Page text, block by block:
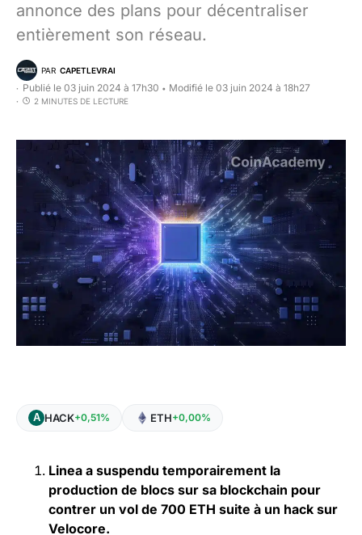
annonce des plans pour décentraliser
entièrement son réseau.
PAR CAPETLEVRAI
Publié le 03 juin 2024 à 17h30 • Modifié le 03 juin 2024 à 18h27
2 MINUTES DE LECTURE
HACK+0,51% ETH+0,00%
Linea a suspendu temporairement la
production de blocs sur sa blockchain pour
contrer un vol de 700 ETH suite à un hack sur
Velocore.